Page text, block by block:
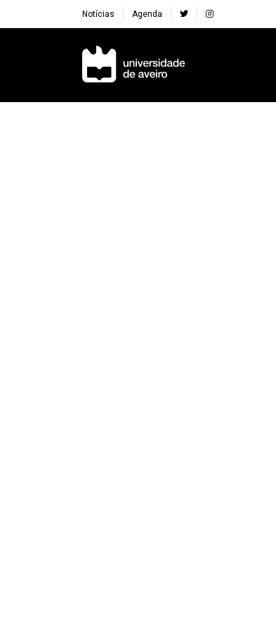
Notícias Agenda
Navegação Principal